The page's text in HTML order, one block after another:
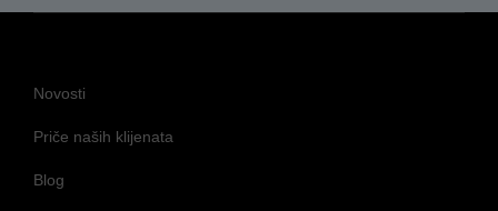
Novosti
Priče naših klijenata
Blog